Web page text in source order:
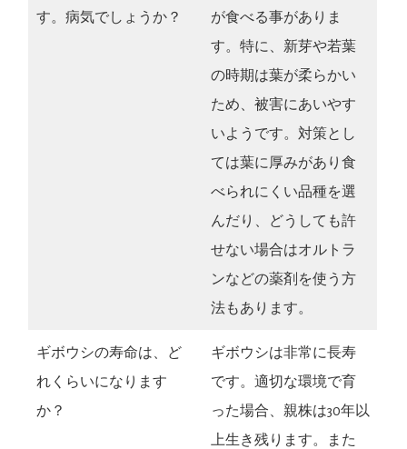
す。病気でしょうか？
が食べる事がありま
す。特に、新芽や若葉
の時期は葉が柔らかい
ため、被害にあいやす
いようです。対策とし
ては葉に厚みがあり食
べられにくい品種を選
んだり、どうしても許
せない場合はオルトラ
ンなどの薬剤を使う方
法もあります。
ギボウシの寿命は、ど
れくらいになります
か？
ギボウシは非常に長寿
です。適切な環境で育
った場合、親株は30年以
上生き残ります。また